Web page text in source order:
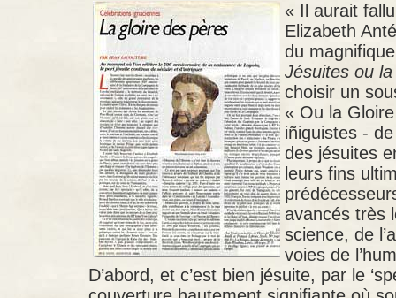
« Il aurait
Elizabeth
du
Jésuites ou
choisir un
« Ou la
iñiguistes -
des jésuites
leurs fins
avancés très
science, de
voies de
D’abord, et c’est bien jésuite, par le